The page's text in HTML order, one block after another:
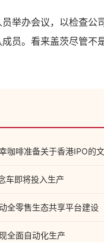
举办会议，以检查公
员。看来盖茨尽管不
咖啡准备关于香港IPO的
车即将投入生产
全零售生态共享平台建设
全面自动化生产